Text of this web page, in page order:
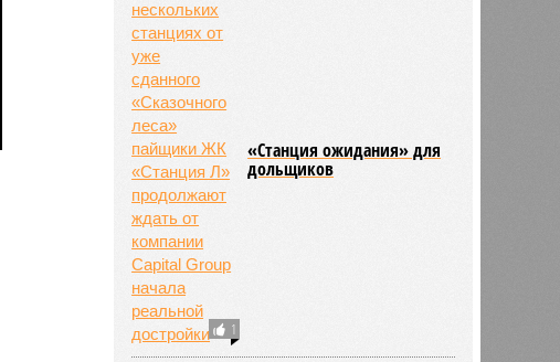
1
«Станция ожидания» для
дольщиков